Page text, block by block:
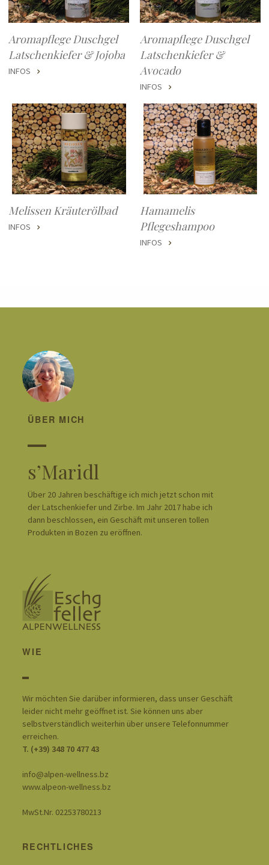
Aromapflege Duschgel
Latschenkiefer & Jojoba
INFOS
Aromapflege Duschgel
Latschenkiefer &
Avocado
INFOS
Melissen Kräuterölbad
INFOS
Hamamelis
Pflegeshampoo
INFOS
ÜBER MICH
s’Maridl
Über 20 Jahren beschäftige ich mich jetzt schon mit
der Latschenkiefer und Zirbe. Im Jahr 2017 habe ich
dann beschlossen, ein Geschäft mit unseren tollen
Produkten in Bozen zu eröffnen.
WIE
Wir möchten Sie darüber informieren, dass unser Geschäft
leider nicht mehr geöffnet ist. Sie können uns aber
selbstverständlich weiterhin über unsere Telefonnummer
erreichen.
T. (+39) 348 70 477 43
info@alpen-wellness.bz
www.alpeon-wellness.bz
MwSt.Nr. 02253780213
RECHTLICHES